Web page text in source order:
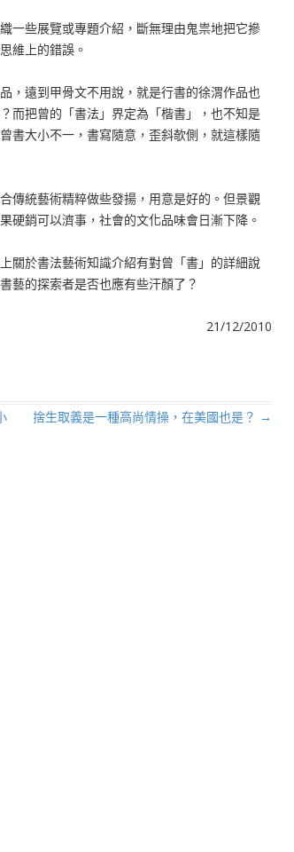
一些展覽或專題介紹，斷無理由鬼祟地把它摻
維上的錯誤。
，遠到甲骨文不用說，就是行書的徐渭作品也
而把曾的「書法」界定為「楷書」，也不知是
書大小不一，書寫隨意，歪斜欹側，就這樣隨
傳統藝術精粹做些發揚，用意是好的。但景觀
硬銷可以濟事，社會的文化品味會日漸下降。
關於書法藝術知識介紹有對曾「書」的詳細說
藝的探索者是否也應有些汗顏了？
21/12/2010
捨生取義是一種高尚情操，在美國也是？ →